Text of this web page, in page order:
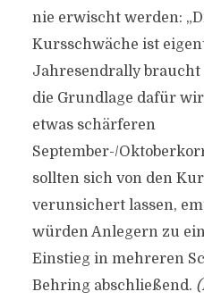
nie erwischt werden:
Kursschwäche ist
Jahresendrally
die Grundlage dafür
etwas schärferen
September-/
sollten sich von den
verunsichert lassen,
würden Anlegern zu
Einstieg in mehreren
Behring abschließend.